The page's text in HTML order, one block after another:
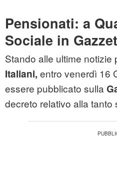
Pensionati: a
Sociale in
Stando alle ultime notizie
Italiani, entro venerdì 16
essere pubblicato sulla
decreto relativo alla tanto